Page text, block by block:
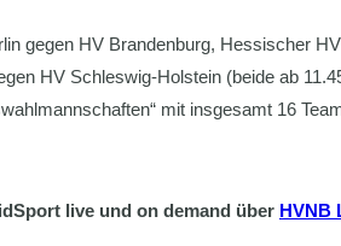
gegen HV Brandenburg, Hessischer
HV Schleswig-Holstein (beide ab
mit insgesamt 16
live und on demand über HVNB